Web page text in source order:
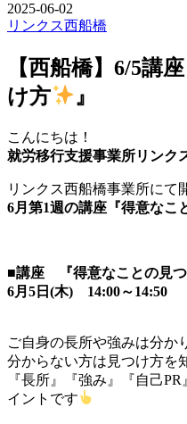
2025-06-02
リンクス西船橋
【西船橋】6/5講
け方
』
こんにちは！
就労移行支援事業所リンク
リンクス西船橋事業所にて
6月第1週の講座『得意なこ
■講座 『得意なことの見つ
6月5日(木) 14:00～14:50
ご自身の長所や強みは分か
分からない方は見つけ方を
『長所』『強み』『自己
イントです